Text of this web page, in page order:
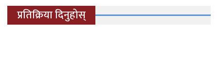
प्रतिक्रिया दिनुहोस्